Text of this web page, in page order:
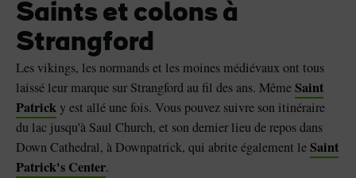
Saints et colons à
Strangford
Les vikings, les normands et les moines médiévaux ont tous
laissé leur marque sur Strangford au fil des ans. MêmeSaint
Patricky est allé une fois. Vous pouvez suivre son itinéraire
du lac jusqu'à Saul Church, et son dernier lieu de repos dans
Down Cathedral, à Downpatrick, qui abrite également leSaint
Patrick's Center.